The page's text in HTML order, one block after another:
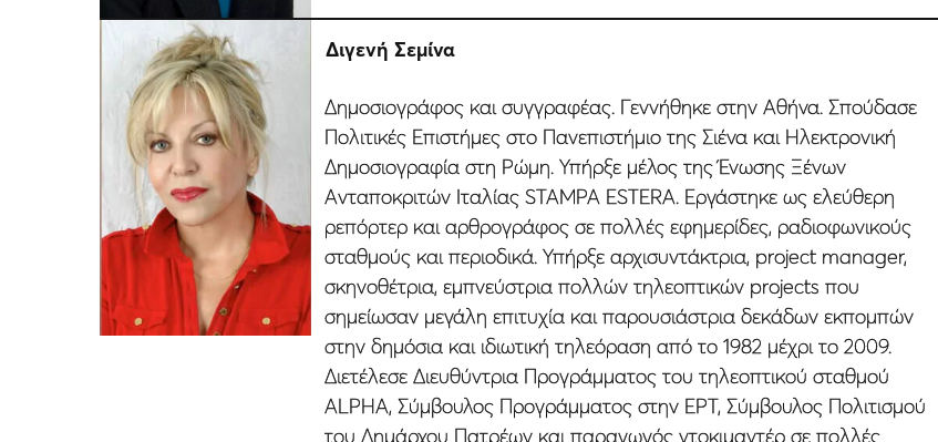
Διγενή Σεµίνα
Δηµοσιογράφος και συγγραφέας. Γεννήθηκε στην Αθήνα. Σπούδασε
Πολιτικές Επιστήµες στο Πανεπιστήµιο της Σιένα και Ηλεκτρονική
Δηµοσιογραφία στη Ρώµη. Υπήρξε µέλος της Ένωσης Ξένων
Ανταποκριτών Ιταλίας STAMPA ESTERA. Εργάστηκε ως ελεύθερη
ρεπόρτερ και αρθρογράφος σε πολλές εφηµερίδες, ραδιοφωνικούς
σταθµούς και περιοδικά. Υπήρξε αρχισυντάκτρια, project manager,
σκηνοθέτρια, εµπνεύστρια πολλών τηλεοπτικών projects που
σηµείωσαν µεγάλη επιτυχία και παρουσιάστρια δεκάδων εκποµπών
στην δηµόσια και ιδιωτική τηλεόραση από το 1982 µέχρι το 2009.
Διετέλεσε Διευθύντρια Προγράµµατος του τηλεοπτικού σταθµού
ALPHA, Σύµβουλος Προγράµµατος στην ΕΡΤ, Σύµβουλος Πολιτισµού
του Δηµάρχου Πατρέων και παραγωγός ντοκιµαντέρ σε πολλές